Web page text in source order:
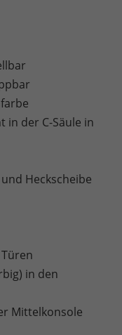
in der C-Säule in
Heckscheibe
in den
Mittelkonsole